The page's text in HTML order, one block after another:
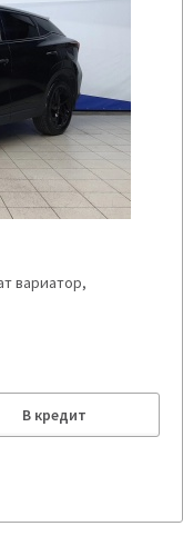
вариатор,
В кредит